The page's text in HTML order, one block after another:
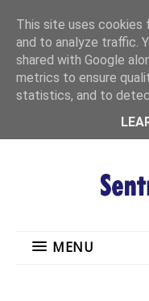
MENU
This site uses cookies
and to analyze traffic.
shared with Google
metrics to ensure
statistics, and to